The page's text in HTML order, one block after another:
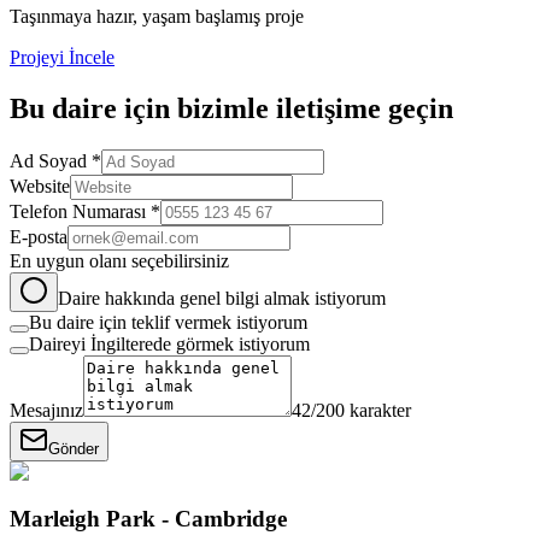
Taşınmaya hazır, yaşam başlamış proje
Projeyi İncele
Bu daire için bizimle iletişime geçin
Ad Soyad *
Website
Telefon Numarası *
E-posta
En uygun olanı seçebilirsiniz
Daire hakkında genel bilgi almak istiyorum
Bu daire için teklif vermek istiyorum
Daireyi İngilterede görmek istiyorum
Mesajınız 42/200 karakter
Gönder
Marleigh Park - Cambridge